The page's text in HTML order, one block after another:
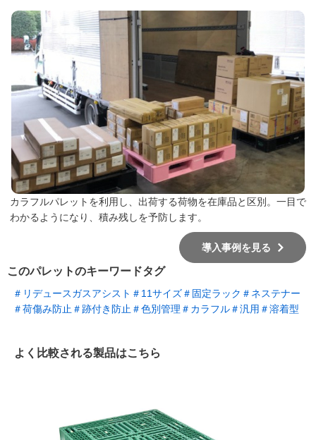
カラフルパレットを利用し、出荷する荷物を在庫品と区別。一目で
わかるようになり、積み残しを予防します。
導入事例を見る
このパレットのキーワードタグ
＃リデュースガスアシスト ＃11サイズ＃固定ラック ＃ネステナー
＃荷傷み防止 ＃跡付き防止 ＃色別管理 ＃カラフル＃汎用 ＃溶着型
よく比較される製品はこちら